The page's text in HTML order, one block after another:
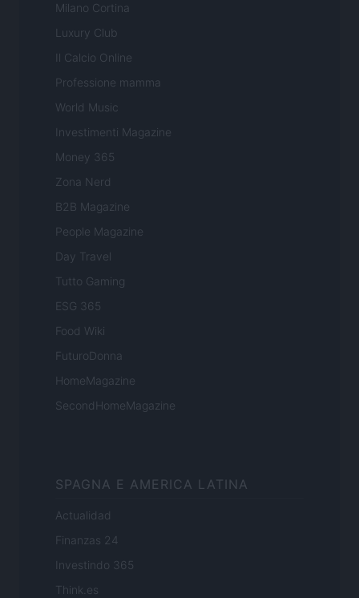
Milano Cortina
Luxury Club
Il Calcio Online
Professione mamma
World Music
Investimenti Magazine
Money 365
Zona Nerd
B2B Magazine
People Magazine
Day Travel
Tutto Gaming
ESG 365
Food Wiki
FuturoDonna
HomeMagazine
SecondHomeMagazine
SPAGNA E AMERICA LATINA
Actualidad
Finanzas 24
Investindo 365
Think.es